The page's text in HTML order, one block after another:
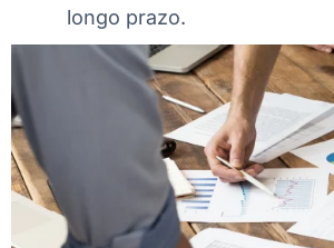
longo prazo.